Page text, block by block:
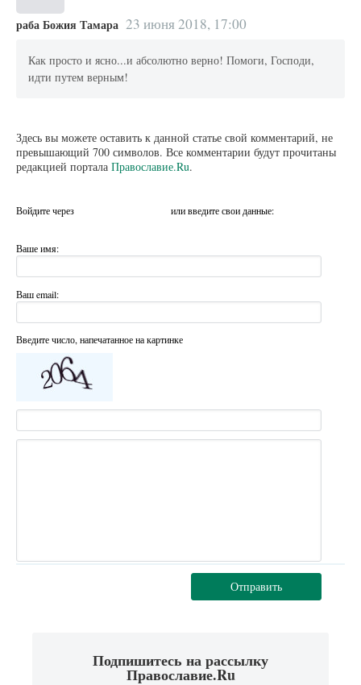
раба Божия Тамара 23 июня 2018, 17:00
Как просто и ясно...и абсолютно верно! Помоги, Господи,
идти путем верным!
Здесь вы можете оставить к данной статье свой комментарий, не
превышающий 700 символов. Все комментарии будут прочитаны
редакцией портала Православие.Ru.
Войдите через или введите свои данные:
Ваше имя:
Ваш email:
Введите число, напечатанное на картинке
Отправить
Подпишитесь на рассылку
Православие.Ru